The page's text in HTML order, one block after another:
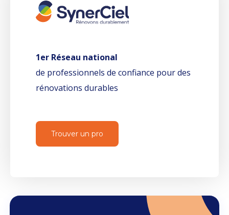
1er Réseau national
de professionnels de confiance pour des
rénovations durables
Trouver un pro